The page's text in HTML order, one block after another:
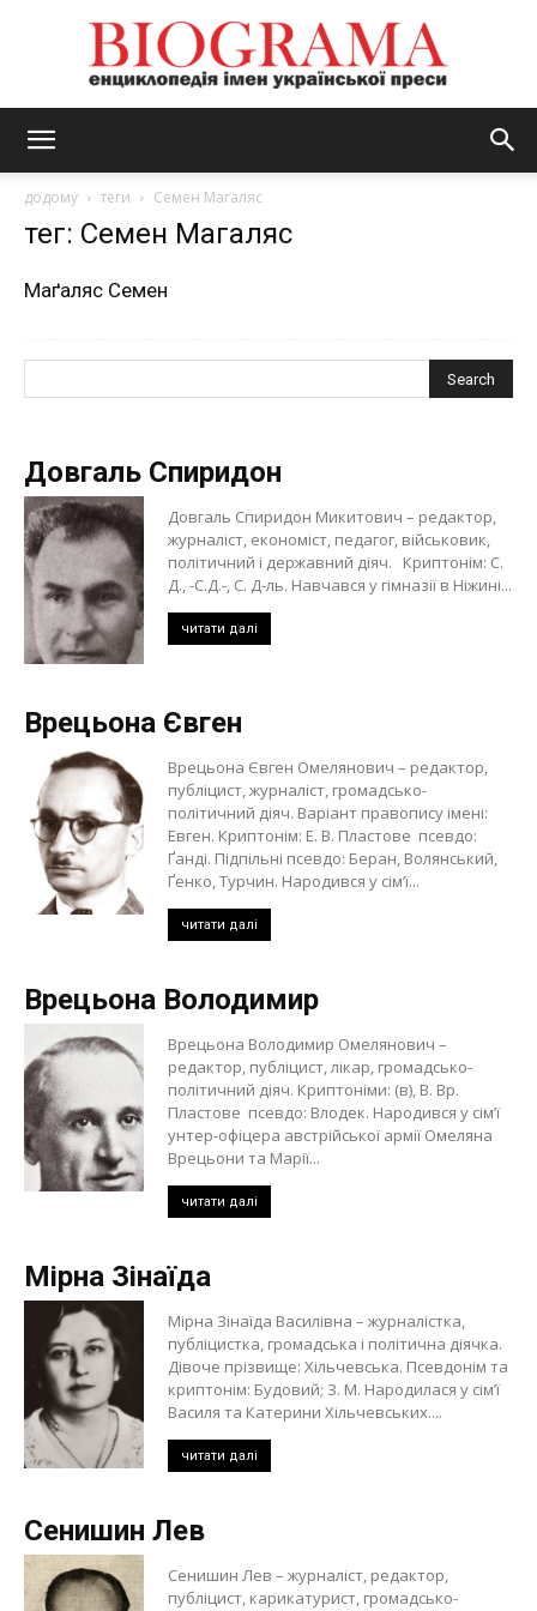
додому теги Семен Магаляс
тег: Семен Магаляс
Маґаляс Семен
Довгаль Спиридон
Довгаль Спиридон Микитович – редактор,
журналіст, економіст, педагог, військовик,
політичний і державний діяч. Криптонім: С.
Д., -С.Д.-, С. Д-ль. Навчався у гімназії в Ніжині...
читати далі
Врецьона Євген
Врецьона Євген Омелянович – редактор,
публіцист, журналіст, громадсько-
політичний діяч. Варіант правопису імені:
Евген. Криптонім: Е. В. Пластове псевдо:
Ґанді. Підпільні псевдо: Беран, Волянський,
Ґенко, Турчин. Народився у сім’ї...
читати далі
Врецьона Володимир
Врецьона Володимир Омелянович –
редактор, публіцист, лікар, громадсько-
політичний діяч. Криптоніми: (в), В. Вр.
Пластове псевдо: Влодек. Народився у сім’ї
унтер-офіцера австрійської армії Омеляна
Врецьони та Марії...
читати далі
Мірна Зінаїда
Мірна Зінаїда Василівна – журналістка,
публіцистка, громадська і політична діячка.
Дівоче прізвище: Хільчевська. Псевдонім та
криптонім: Будовий; З. М. Народилася у сім’ї
Василя та Катерини Хільчевських....
читати далі
Сенишин Лев
Сенишин Лев – журналіст, редактор,
публіцист, карикатурист, громадсько-